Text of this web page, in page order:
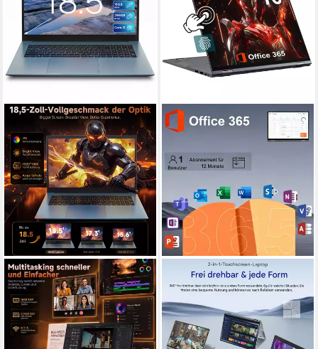
JUMPER
18.5" laptop Intel i3-10100Y
16GB RAM 256GB
beleuchteter Tastatur FHD
Notebook
MENGHU
16 Zoll Touch-Laptop 16GB
RAM Beleuchtete DE-Tastatur
Fingerabdruck Notebook
16 Zoll Bildschirmdiagonale